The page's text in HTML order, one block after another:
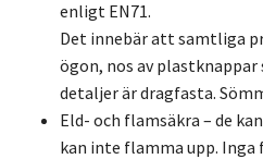
enligt EN71.
Det innebär att samtliga
ögon, nos av
detaljer är dragfasta.
Eld- och flamsäkra – de
kan inte flamma upp. Inga